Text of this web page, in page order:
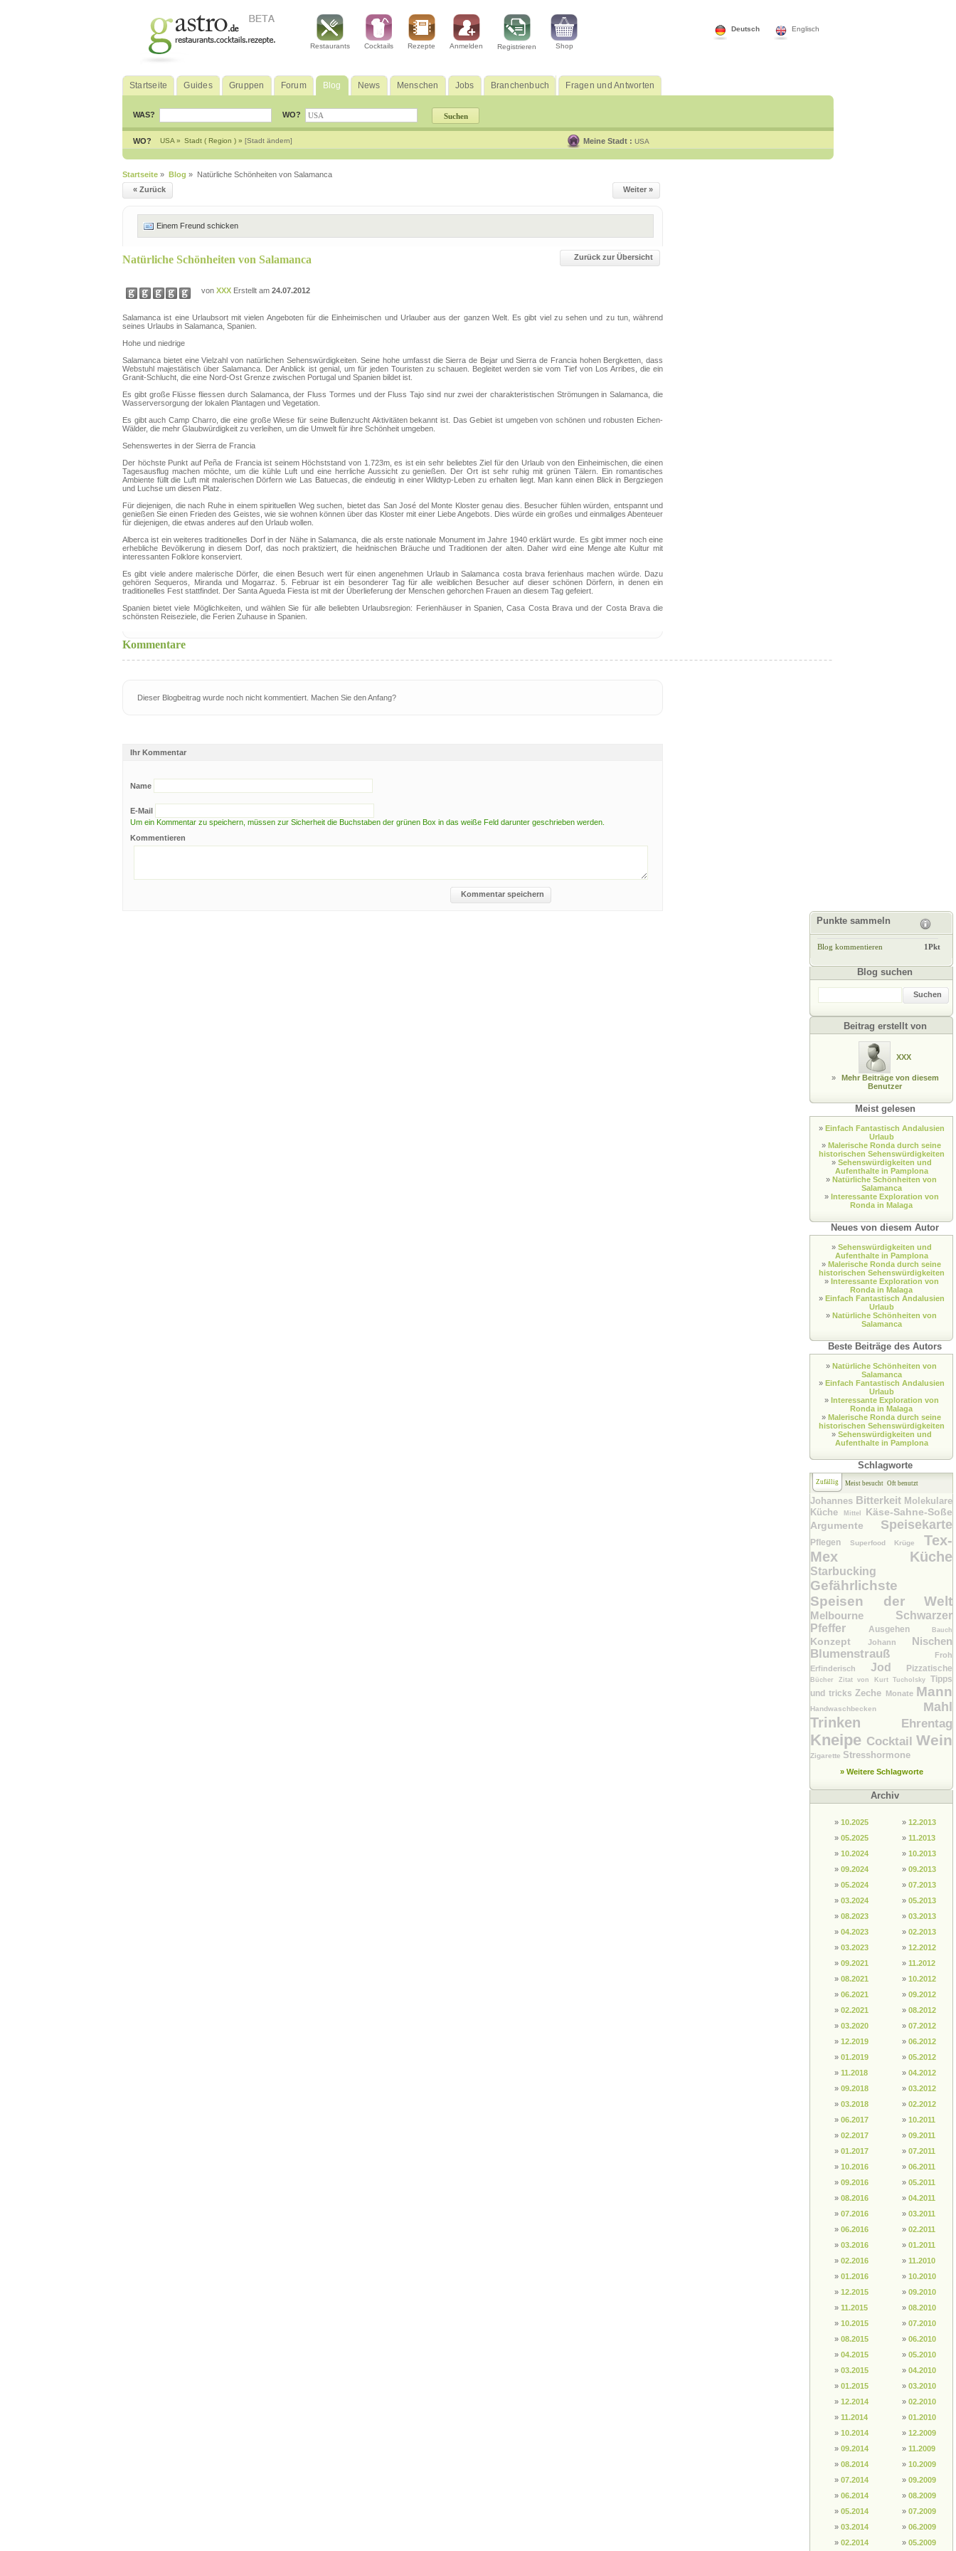
Englisch
Deutsch
Restaurants Cocktails Rezepte Anmelden Registrieren Shop
Startseite Guides Gruppen Forum Blog News Menschen Jobs Branchenbuch Fragen und Antworten
WAS? WO?
WO? USA » Stadt ( Region ) » [Stadt ändern] Meine Stadt : USA
Startseite » Blog » Natürliche Schönheiten von Salamanca
« Zurück
Weiter »
Einem Freund schicken
Natürliche Schönheiten von Salamanca Zurück zur Übersicht
von XXX Erstellt am 24.07.2012
Salamanca ist eine Urlaubsort mit vielen Angeboten für die Einheimischen und Urlauber aus der ganzen Welt. Es gibt viel zu sehen und zu tun, während
seines Urlaubs in Salamanca, Spanien.
Hohe und niedrige
Salamanca bietet eine Vielzahl von natürlichen Sehenswürdigkeiten. Seine hohe umfasst die Sierra de Bejar und Sierra de Francia hohen Bergketten, dass
Webstuhl majestätisch über Salamanca. Der Anblick ist genial, um für jeden Touristen zu schauen. Begleitet werden sie vom Tief von Los Arribes, die ein
Granit-Schlucht, die eine Nord-Ost Grenze zwischen Portugal und Spanien bildet ist.
Es gibt große Flüsse fliessen durch Salamanca, der Fluss Tormes und der Fluss Tajo sind nur zwei der charakteristischen Strömungen in Salamanca, die
Wasserversorgung der lokalen Plantagen und Vegetation.
Es gibt auch Camp Charro, die eine große Wiese für seine Bullenzucht Aktivitäten bekannt ist. Das Gebiet ist umgeben von schönen und robusten Eichen-
Wälder, die mehr Glaubwürdigkeit zu verleihen, um die Umwelt für ihre Schönheit umgeben.
Sehenswertes in der Sierra de Francia
Der höchste Punkt auf Peña de Francia ist seinem Höchststand von 1.723m, es ist ein sehr beliebtes Ziel für den Urlaub von den Einheimischen, die einen
Tagesausflug machen möchte, um die kühle Luft und eine herrliche Aussicht zu genießen. Der Ort ist sehr ruhig mit grünen Tälern. Ein romantisches
Ambiente füllt die Luft mit malerischen Dörfern wie Las Batuecas, die eindeutig in einer Wildtyp-Leben zu erhalten liegt. Man kann einen Blick in Bergziegen
und Luchse um diesen Platz.
Für diejenigen, die nach Ruhe in einem spirituellen Weg suchen, bietet das San José del Monte Kloster genau dies. Besucher fühlen würden, entspannt und
genießen Sie einen Frieden des Geistes, wie sie wohnen können über das Kloster mit einer Liebe Angebots. Dies würde ein großes und einmaliges Abenteuer
für diejenigen, die etwas anderes auf den Urlaub wollen.
Alberca ist ein weiteres traditionelles Dorf in der Nähe in Salamanca, die als erste nationale Monument im Jahre 1940 erklärt wurde. Es gibt immer noch eine
erhebliche Bevölkerung in diesem Dorf, das noch praktiziert, die heidnischen Bräuche und Traditionen der alten. Daher wird eine Menge alte Kultur mit
interessanten Folklore konserviert.
Es gibt viele andere malerische Dörfer, die einen Besuch wert für einen angenehmen Urlaub in Salamanca costa brava ferienhaus machen würde. Dazu
gehören Sequeros, Miranda und Mogarraz. 5. Februar ist ein besonderer Tag für alle weiblichen Besucher auf dieser schönen Dörfern, in denen ein
traditionelles Fest stattfindet. Der Santa Agueda Fiesta ist mit der Überlieferung der Menschen gehorchen Frauen an diesem Tag gefeiert.
Spanien bietet viele Möglichkeiten, und wählen Sie für alle beliebten Urlaubsregion: Ferienhäuser in Spanien, Casa Costa Brava und der Costa Brava die
schönsten Reiseziele, die Ferien Zuhause in Spanien.
Kommentare
Dieser Blogbeitrag wurde noch nicht kommentiert. Machen Sie den Anfang?
Ihr Kommentar
Name
E-Mail
Um ein Kommentar zu speichern, müssen zur Sicherheit die Buchstaben der grünen Box in das weiße Feld darunter geschrieben werden.
Kommentieren
Kommentar speichern
Punkte sammeln
Blog kommentieren 1Pkt
Blog suchen
Suchen
Beitrag erstellt von
XXX
»
Mehr Beiträge von diesem
Benutzer
Meist gelesen
» Einfach Fantastisch Andalusien
Urlaub
» Malerische Ronda durch seine
historischen Sehenswürdigkeiten
» Sehenswürdigkeiten und
Aufenthalte in Pamplona
» Natürliche Schönheiten von
Salamanca
» Interessante Exploration von
Ronda in Malaga
Neues von diesem Autor
» Sehenswürdigkeiten und
Aufenthalte in Pamplona
» Malerische Ronda durch seine
historischen Sehenswürdigkeiten
» Interessante Exploration von
Ronda in Malaga
» Einfach Fantastisch Andalusien
Urlaub
» Natürliche Schönheiten von
Salamanca
Beste Beiträge des Autors
» Natürliche Schönheiten von
Salamanca
» Einfach Fantastisch Andalusien
Urlaub
» Interessante Exploration von
Ronda in Malaga
» Malerische Ronda durch seine
historischen Sehenswürdigkeiten
» Sehenswürdigkeiten und
Aufenthalte in Pamplona
Schlagworte
Zufällig Meist besucht Oft benutzt
Johannes Bitterkeit Molekulare
Küche
Mittel Käse-Sahne-Soße
Argumente Speisekarte
Pflegen Superfood Krüge Tex-
Mex Küche
Starbucking
Gefährlichste
Speisen der Welt
Melbourne Schwarzer
Pfeffer
Ausgehen Bauch
Konzept Johann Nischen
Blumenstrauß
Froh
Erfinderisch Jod Pizzatische
Bücher Zitat von Kurt Tucholsky Tipps
und tricks Zeche Monate Mann
Handwaschbecken Mahl
Trinken Ehrentag
Kneipe Cocktail Wein
Zigarette Stresshormone
» Weitere Schlagworte
Archiv
» 10.2025
» 05.2025
» 10.2024
» 09.2024
» 05.2024
» 03.2024
» 08.2023
» 04.2023
» 03.2023
» 09.2021
» 08.2021
» 06.2021
» 02.2021
» 03.2020
» 12.2019
» 01.2019
» 11.2018
» 09.2018
» 03.2018
» 06.2017
» 02.2017
» 01.2017
» 10.2016
» 09.2016
» 08.2016
» 07.2016
» 06.2016
» 03.2016
» 02.2016
» 01.2016
» 12.2015
» 11.2015
» 10.2015
» 08.2015
» 04.2015
» 03.2015
» 01.2015
» 12.2014
» 11.2014
» 10.2014
» 09.2014
» 08.2014
» 07.2014
» 06.2014
» 05.2014
» 03.2014
» 02.2014
» 12.2013
» 11.2013
» 10.2013
» 09.2013
» 07.2013
» 05.2013
» 03.2013
» 02.2013
» 12.2012
» 11.2012
» 10.2012
» 09.2012
» 08.2012
» 07.2012
» 06.2012
» 05.2012
» 04.2012
» 03.2012
» 02.2012
» 10.2011
» 09.2011
» 07.2011
» 06.2011
» 05.2011
» 04.2011
» 03.2011
» 02.2011
» 01.2011
» 11.2010
» 10.2010
» 09.2010
» 08.2010
» 07.2010
» 06.2010
» 05.2010
» 04.2010
» 03.2010
» 02.2010
» 01.2010
» 12.2009
» 11.2009
» 10.2009
» 09.2009
» 08.2009
» 07.2009
» 06.2009
» 05.2009
beleidigend, unangebracht
Sagen Sie uns, warum Sie denken,
dass der Inhalt nicht auf diese Seite